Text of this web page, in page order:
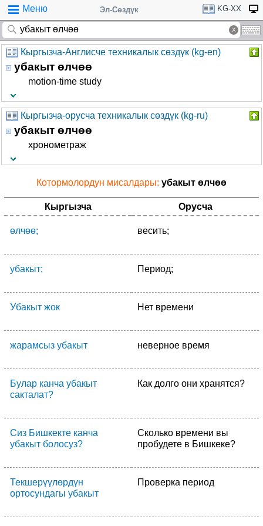
Меню Эл-Сөздүк KG-XX
Кыргызча-Англисче техникалык сөздүк (kg-en)
убакыт өлчөө
motion-time study
Кыргызча-орусча техникалык сөздүк (kg-ru)
убакыт өлчөө
хронометраж
Котормолордун мисалдары: убакыт өлчөө
Кыргызча Орусча
өлчөө; весить;
убакыт; Период;
Убакыт жок Нет времени
жарамсыз убакыт неверное время
Булар канча убакыт
сакталат?
Как долго они хранятся?
Сиз Бишкекте канча
убакыт болосуз?
Сколько времени вы
пробудете в Бишкеке?
Текшерүүлөрдүн
ортосундагы убакыт
Проверка период